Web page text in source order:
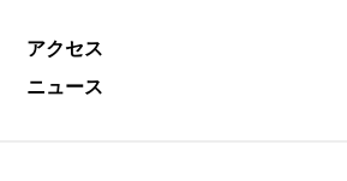
アクセス
ニュース